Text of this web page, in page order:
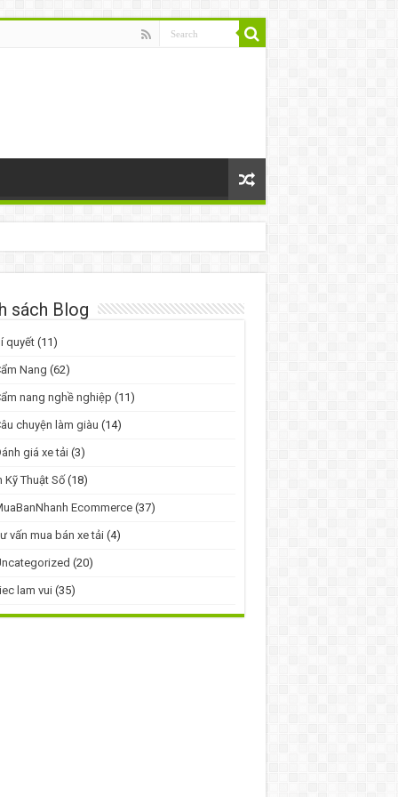
sách Blog
quyết(11)
Nang (62)
nang nghề nghiệp (11)
chuyện làm giàu (14)
giá xe tải (3)
Kỹ Thuật Số(18)
Ecommerce (37)
vấn mua bán xe tải (4)
(20)
lam vui (35)